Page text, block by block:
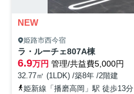
NEW
姫路市西今宿
ラ・ルーチェ807A棟
6.9万円 管理/共益費5,000円
32.77㎡ (1LDK) /築8年 /2階建
姫新線「播磨高岡」駅 徒歩13分